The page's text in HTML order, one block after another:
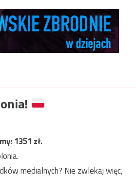
1351 zł.
medialnych? Nie zwlekaj więc,